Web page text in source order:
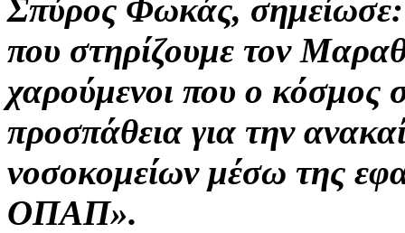
Σπύρος Φωκάς, σημείωσε:
που στηρίζουμε τον
χαρούμενοι που ο κόσμος
προσπάθεια για την
νοσοκομείων μέσω της
ΟΠΑΠ».